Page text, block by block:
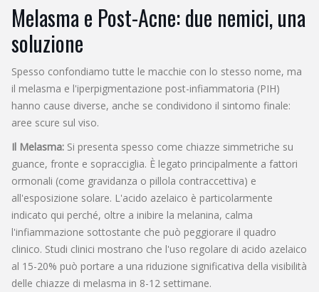
Melasma e Post-Acne: due nemici, una
soluzione
Spesso confondiamo tutte le macchie con lo stesso nome, ma
il melasma e l'iperpigmentazione post-infiammatoria (PIH)
hanno cause diverse, anche se condividono il sintomo finale:
aree scure sul viso.
Il Melasma: Si presenta spesso come chiazze simmetriche su
guance, fronte e sopracciglia. È legato principalmente a fattori
ormonali (come gravidanza o pillola contraccettiva) e
all'esposizione solare. L'acido azelaico è particolarmente
indicato qui perché, oltre a inibire la melanina, calma
l'infiammazione sottostante che può peggiorare il quadro
clinico. Studi clinici mostrano che l'uso regolare di acido azelaico
al 15-20% può portare a una riduzione significativa della visibilità
delle chiazze di melasma in 8-12 settimane.